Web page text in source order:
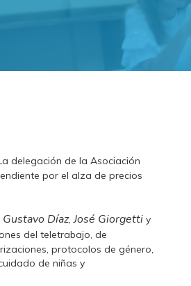
delegación de la Asociación
por el alza de precios
Gustavo Díaz,José Giorgetti y
del teletrabajo, de
protocolos de género,
de niñas y